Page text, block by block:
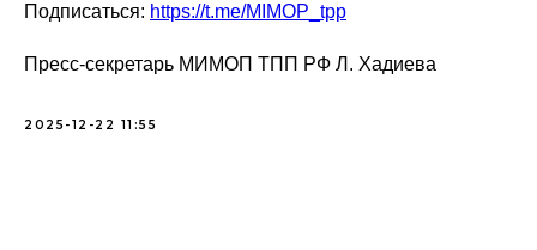
Подписаться: https://t.me/MIMOP_tpp
Пресс-секретарь МИМОП ТПП РФ Л. Хадиева
2025-12-22 11:55